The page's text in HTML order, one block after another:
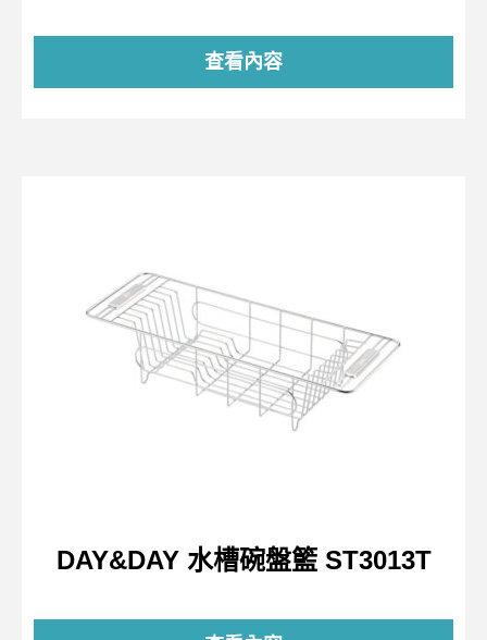
查看內容
DAY&DAY 水槽碗盤籃 ST3013T